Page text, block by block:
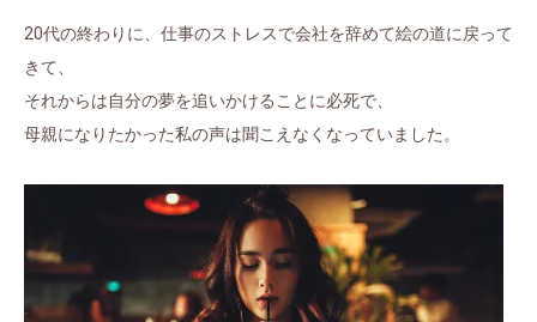
20代の終わりに、仕事のストレスで会社を辞めて絵の道に戻って
きて、
それからは自分の夢を追いかけることに必死で、
母親になりたかった私の声は聞こえなくなっていました。